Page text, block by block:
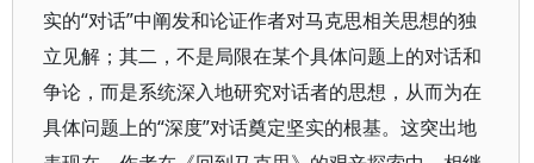
实的“对话”中阐发和论证作者对马克思相关思想的独
立见解；其二，不是局限在某个具体问题上的对话和
争论，而是系统深入地研究对话者的思想，从而为在
具体问题上的“深度”对话奠定坚实的根基。这突出地